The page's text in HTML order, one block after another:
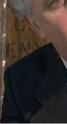
리 발견…감정가 1.3억
대, 닷새 만에 숨진 채
'홈팀' 일본과 한일전
복…1명 사망·1명 실종
고 35도' 무더위, 열대
사과…쇄신의 기회
구협회 "실망과 걱정
최대 150㎜ 비
나스닥 1.3%↑